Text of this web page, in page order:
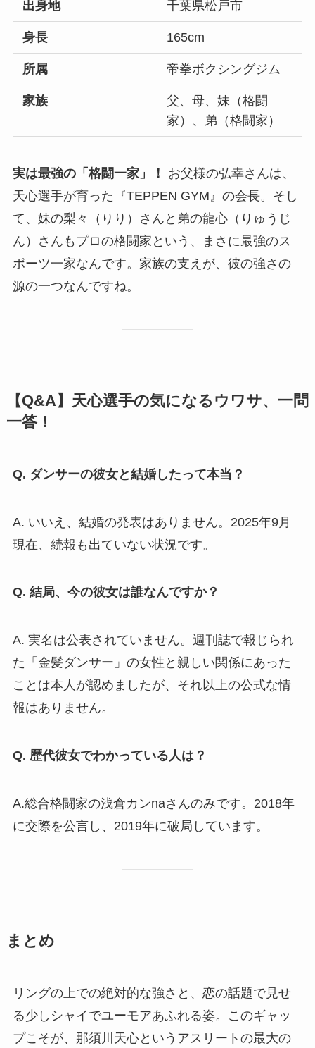
出身地 千葉県松戸市
身長 165cm
所属 帝拳ボクシングジム
家族
父、母、妹（格闘
家）、弟（格闘家）
実は最強の「格闘一家」！
お父様の弘幸さんは、
天心選手が育った『TEPPEN GYM』の会長。そし
て、妹の梨々（りり）さんと弟の龍心（りゅうじ
ん）さんもプロの格闘家という、まさに最強のス
ポーツ一家なんです。家族の支えが、彼の強さの
源の一つなんですね。
【Q&A】天心選手の気になるウワサ、一問
一答！
Q. ダンサーの彼女と結婚したって本当？
A. いいえ、結婚の発表はありません。2025年9月
現在、続報も出ていない状況です。
Q. 結局、今の彼女は誰なんですか？
A. 実名は公表されていません。週刊誌で報じられ
た「金髪ダンサー」の女性と親しい関係にあった
ことは本人が認めましたが、それ以上の公式な情
報はありません。
Q. 歴代彼女でわかっている人は？
A.総合格闘家の浅倉カンnaさんのみです。2018年
に交際を公言し、2019年に破局しています。
まとめ
リングの上での絶対的な強さと、恋の話題で見せ
る少しシャイでユーモアあふれる姿。このギャッ
プこそが、那須川天心というアスリートの最大の